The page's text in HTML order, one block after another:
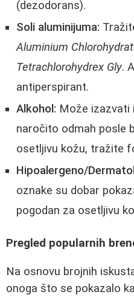
(dezodorans).
Soli aluminijuma:
Aluminium
Tetrachlorohydrex Gly.
antiperspirant.
Alkohol: Može izazvati
naročito odmah posle
osetljivu kožu, tražite
Hipoalergeno/
oznake su dobar
pogodan za osetljivu
Pregled popularnih
Na osnovu brojnih
onoga što se pokazalo